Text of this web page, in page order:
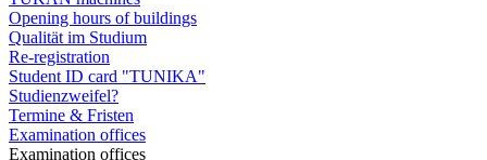
Opening hours of buildings
Qualität im Studium
Re-registration
Student ID card "TUNIKA"
Studienzweifel?
Termine & Fristen
Examination offices
Examination offices